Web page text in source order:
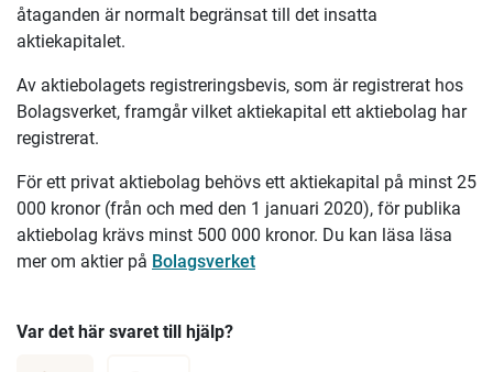
åtaganden är normalt begränsat till det insatta
aktiekapitalet.
Av aktiebolagets registreringsbevis, som är registrerat hos
Bolagsverket, framgår vilket aktiekapital ett aktiebolag har
registrerat.
För ett privat aktiebolag behövs ett aktiekapital på minst 25
000 kronor (från och med den 1 januari 2020), för publika
aktiebolag krävs minst 500 000 kronor. Du kan läsa läsa
mer om aktier på Bolagsverket
Var det här svaret till hjälp?